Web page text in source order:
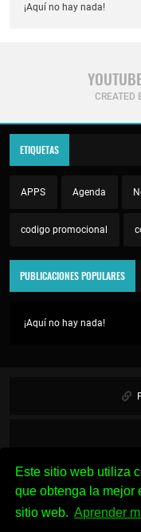
Este sitio web utiliza
que obtenga la mejor
sitio web. Aprender
¡Aquí no hay nada!
CREATED
ETIQUETAS
APPS Agenda
codigo promocional
PUBLICACIONES POPULARES
¡Aquí no hay nada!